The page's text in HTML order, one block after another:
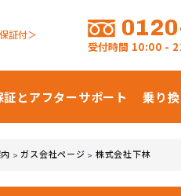
証付＞
受付時間 10:00 -
証とアフターサポート 乗り
>ガス会社ページ > 株式会社下林